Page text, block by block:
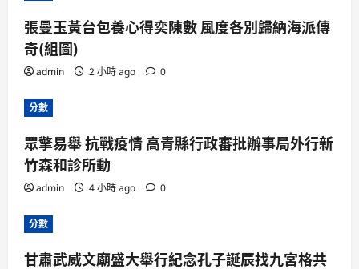
張曼玉黃台包養心得奕陳數 風度各別歸納海派傳
奇(組圖)
admin 2 小時 ago 0
分數
眾擎易舉 抗戰疫情 高青縣行政審批辦事局外行新
竹森和診所動
admin 4 小時 ago 0
分數
甘肅武威文廟盛大舉行紀念孔子誕辰找九宮格共